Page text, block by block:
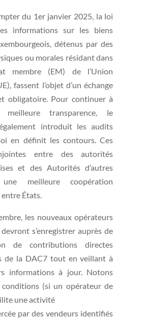
du 1er janvier 2025, la loi
informations sur les biens
détenus par des
ou morales résidant dans
membre (EM) de l’Union
fassent l’objet d’un échange
obligatoire. Pour continuer à
transparence, le
introduit les audits
en définit les contours. Ces
entre des autorités
et des Autorités d’autres
meilleure coopération
États.
les nouveaux opérateurs
s’enregistrer auprès de
de contributions directes
de la DAC7 tout en veillant à
informations à jour. Notons
conditions (si un opérateur de
une activité
par des vendeurs identifiés